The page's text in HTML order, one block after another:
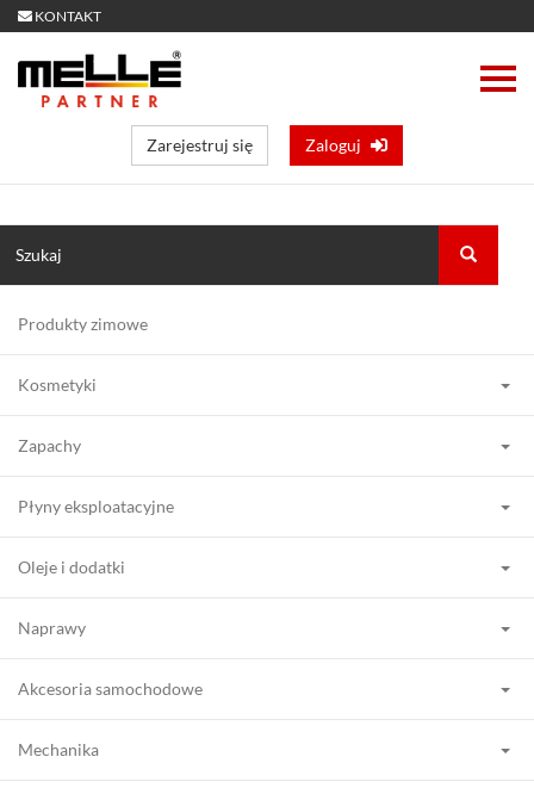
KONTAKT
Zarejestruj się Zaloguj
Produkty zimowe
Kosmetyki
Zapachy
Płyny eksploatacyjne
Oleje i dodatki
Naprawy
Akcesoria samochodowe
Mechanika